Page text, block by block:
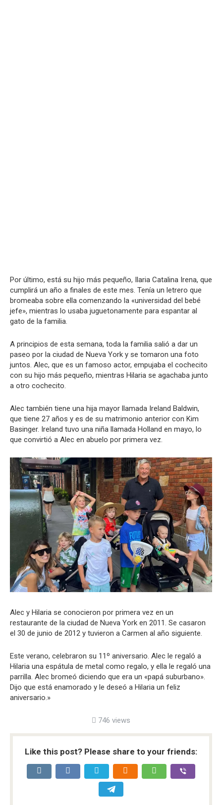
Por último, está su hijo más pequeño, Ilaria Catalina Irena, que
cumplirá un año a finales de este mes. Tenía un letrero que
bromeaba sobre ella comenzando la «universidad del bebé
jefe», mientras lo usaba juguetonamente para espantar al
gato de la familia.
A principios de esta semana, toda la familia salió a dar un
paseo por la ciudad de Nueva York y se tomaron una foto
juntos. Alec, que es un famoso actor, empujaba el cochecito
con su hijo más pequeño, mientras Hilaria se agachaba junto
a otro cochecito.
Alec también tiene una hija mayor llamada Ireland Baldwin,
que tiene 27 años y es de su matrimonio anterior con Kim
Basinger. Ireland tuvo una niña llamada Holland en mayo, lo
que convirtió a Alec en abuelo por primera vez.
Alec y Hilaria se conocieron por primera vez en un
restaurante de la ciudad de Nueva York en 2011. Se casaron
el 30 de junio de 2012 y tuvieron a Carmen al año siguiente.
Este verano, celebraron su 11º aniversario. Alec le regaló a
Hilaria una espátula de metal como regalo, y ella le regaló una
parrilla. Alec bromeó diciendo que era un «papá suburbano».
Dijo que está enamorado y le deseó a Hilaria un feliz
aniversario.»
746 views
Like this post? Please share to your friends: